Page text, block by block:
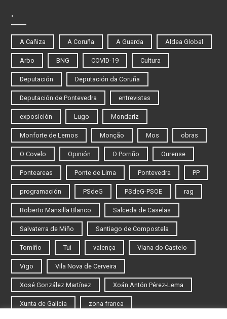
.
A Cañiza A Coruña A Guarda Aldea Global
Arbo BNG COVID-19 Cultura
Deputación Deputación da Coruña
Deputación de Pontevedra entrevistas
exposición Lugo Mondariz
Monforte de Lemos Monção Mos obras
O Covelo Opinión O Porriño Ourense
Ponteareas Ponte de Lima Pontevedra PP
programación PSdeG PSdeG-PSOE rag
Roberto Mansilla Blanco Salceda de Caselas
Salvaterra de Miño Santiago de Compostela
Tomiño Tui valença Viana do Castelo
Vigo Vila Nova de Cerveira
Xosé González Martínez Xoán Antón Pérez-Lema
Xunta de Galicia zona franca